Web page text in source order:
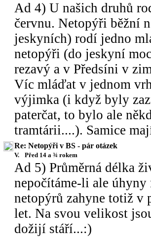
Ad 4) U našich druhů
červnu. Netopýři běžní
jeskyních) rodí jedno
netopýři (do jeskyní
rezavý a v Předsíni v
Víc mláďat v jednom
výjimka (i když byly
paterčat, to bylo ale
tramtárii....). Samice
Re: Netopýři v BS - pár otázek
V. Před 14 a ¾ rokem
Ad 5) Průměrná délka
nepočítáme-li ale
netopýrů zahyne totiž v
let. Na svou velikost
dožijí stáří...:)